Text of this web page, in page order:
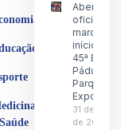
Abertura
oficial
marca o
início da
45ª Expo
Pádua no
Parque de
31 de julho
de 2026